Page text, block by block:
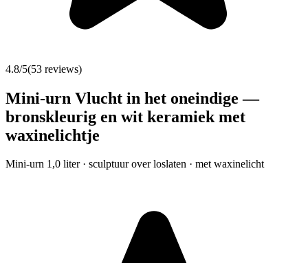
4.8/5(53 reviews)
Mini-urn Vlucht in het oneindige —
bronskleurig en wit keramiek met
waxinelichtje
Mini-urn 1,0 liter · sculptuur over loslaten · met waxinelicht